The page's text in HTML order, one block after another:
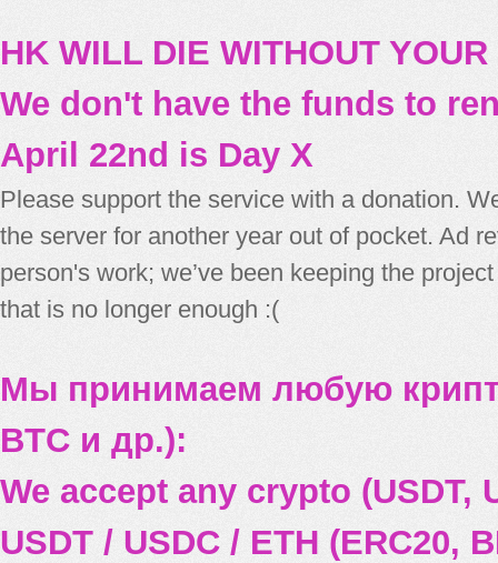
HK WILL DIE WITHOUT
We don't have the funds to
April 22nd is Day X
Please support the service with a donation.
the server for another year out of pocket. Ad
person's work; we’ve been keeping the
that is no longer enough :(
Мы принимаем любую
BTC и др.):
We accept any crypto (USDT,
USDT / USDC / ETH (ERC20,